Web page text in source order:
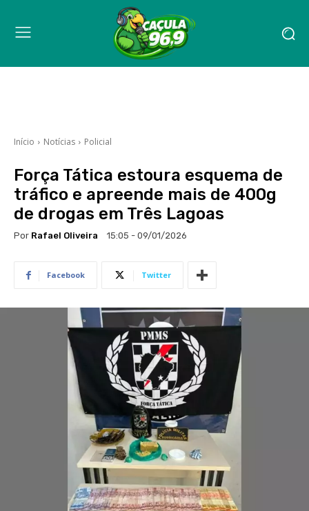
Início Notícias Policial
Força Tática estoura esquema de
tráfico e apreende mais de 400g
de drogas em Três Lagoas
Por Rafael Oliveira 15:05 - 09/01/2026
Facebook Twitter